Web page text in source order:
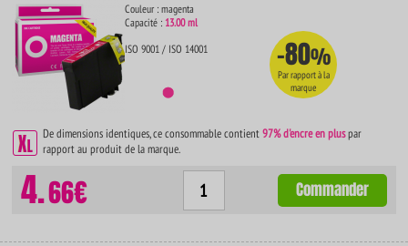
Couleur : magenta
Capacité : 13.00 ml
ISO 9001 / ISO 14001
-80%
Par rapport à la
marque
De dimensions identiques, ce consommable contient97% d'encre en pluspar
rapport au produit de la marque.
4.66€ Commander